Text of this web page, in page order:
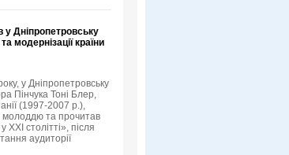
у Дніпропетровську
модернізації країни
у Дніпропетровську
Пінчука Тоні Блер,
(1997-2007 р.),
молоддю та прочитав
XXI столітті», після
аудиторії